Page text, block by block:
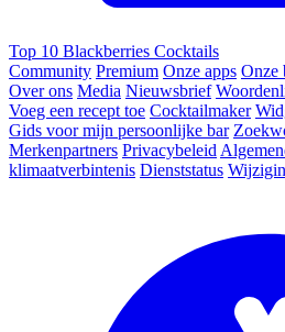
Top 10 Blackberries Cocktails
Community Premium Onze apps Onze
Over ons Media Nieuwsbrief
Voeg een recept toe Cocktailmaker
Gids voor mijn persoonlijke bar
Merkenpartners Privacybeleid
klimaatverbintenis Dienststatus